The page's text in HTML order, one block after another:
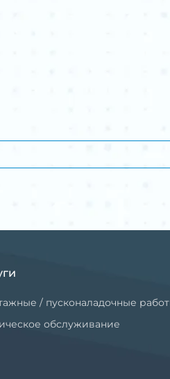
/ пусконаладочные
обслуживание